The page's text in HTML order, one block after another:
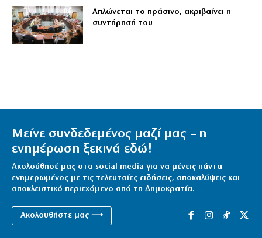
Απλώνεται το πράσινο, ακριβαίνει η
συντήρησή του
Μείνε συνδεδεμένος μαζί μας – η
ενημέρωση ξεκινά εδώ!
Ακολούθησέ μας στα social media για να μένεις πάντα
ενημερωμένος με τις τελευταίες ειδήσεις, αποκαλύψεις και
αποκλειστικό περιεχόμενο από τη Δημοκρατία.
Ακολουθήστε μας ⟶